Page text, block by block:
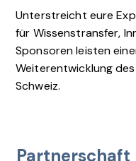
Unterstreicht eure
für Wissenstransfer,
Sponsoren leisten
Weiterentwicklung
Schweiz.
Partnerschaft